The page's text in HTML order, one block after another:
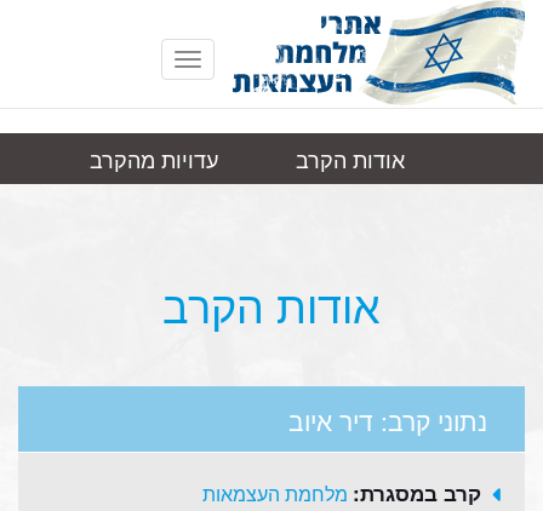
Toggle
navigation
דיר
אודות הקרב
עדויות מהקרב
אודות הקרב
נתוני קרב: דיר איוב
קרב במסגרת: מלחמת העצמאות